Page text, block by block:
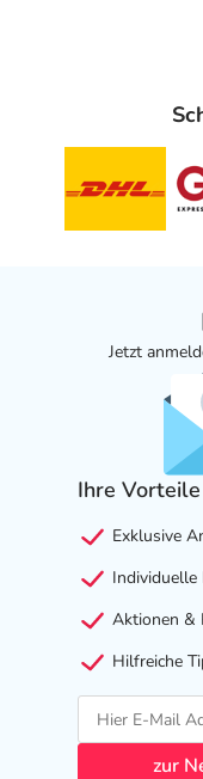
Jetzt
Ihre
Exklusive
Aktionen &
Hilfreiche
zur